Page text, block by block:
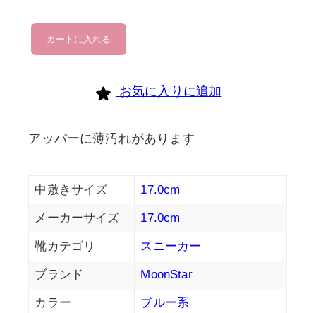
moonstar
個
カートに入れる
お気に入りに追加
アッパーに薄汚れがあります
中敷きサイズ 17.0cm
メーカーサイズ 17.0cm
靴カテゴリ スニーカー
ブランド MoonStar
カラー ブルー系